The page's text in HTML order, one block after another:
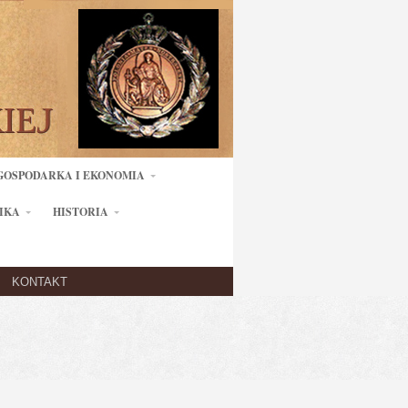
I EKONOMIA
HISTORIA
KONTAKT